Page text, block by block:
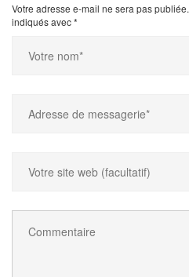
Votre adresse e-mail ne sera pas publiée.
indiqués avec*